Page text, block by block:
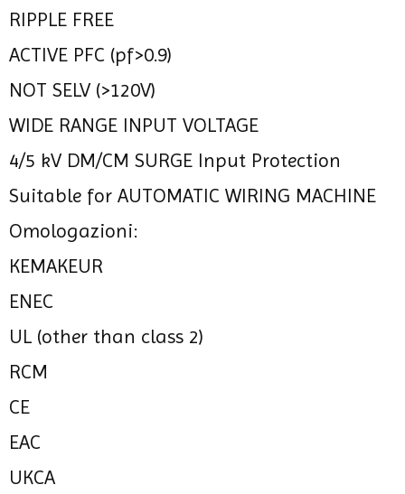
RIPPLE FREE
ACTIVE PFC (pf>0.9)
NOT SELV (>120V)
WIDE RANGE INPUT VOLTAGE
4/5 kV DM/CM SURGE Input Protection
Suitable for AUTOMATIC WIRING MACHINE
Omologazioni:
KEMAKEUR
ENEC
UL (other than class 2)
RCM
CE
EAC
UKCA